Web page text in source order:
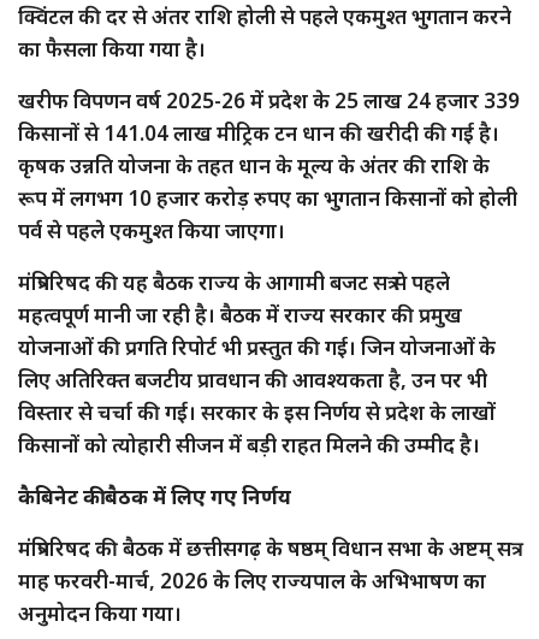
क्विंटल की दर से अंतर राशि होली से पहले एकमुश्त भुगतान करने
का फैसला किया गया है।
खरीफ विपणन वर्ष 2025-26 में प्रदेश के 25 लाख 24 हजार 339
किसानों से 141.04 लाख मीट्रिक टन धान की खरीदी की गई है।
कृषक उन्नति योजना के तहत धान के मूल्य के अंतर की राशि के
रूप में लगभग 10 हजार करोड़ रुपए का भुगतान किसानों को होली
पर्व से पहले एकमुश्त किया जाएगा।
मंत्रिपरिषद की यह बैठक राज्य के आगामी बजट सत्र से पहले
महत्वपूर्ण मानी जा रही है। बैठक में राज्य सरकार की प्रमुख
योजनाओं की प्रगति रिपोर्ट भी प्रस्तुत की गई। जिन योजनाओं के
लिए अतिरिक्त बजटीय प्रावधान की आवश्यकता है, उन पर भी
विस्तार से चर्चा की गई। सरकार के इस निर्णय से प्रदेश के लाखों
किसानों को त्योहारी सीजन में बड़ी राहत मिलने की उम्मीद है।
कैबिनेट की बैठक में लिए गए निर्णय
मंत्रिपरिषद की बैठक में छत्तीसगढ़ के षष्ठम् विधान सभा के अष्टम् सत्र
माह फरवरी-मार्च, 2026 के लिए राज्यपाल के अभिभाषण का
अनुमोदन किया गया।